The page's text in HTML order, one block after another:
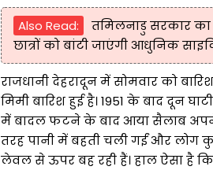
Also Read:
तमिलनाडु सरकार का
छात्रों को बांटी जाएंगी आधुनिक
राजधानी देहरादून में सोमवार को
मिमी बारिश हुई है। 1951 के बाद दून
में बादल फटने के बाद आया सैलाब अपने
तरह पानी में बहती चली गईं और लोग
लेवल से ऊपर बह रही हैं। हाल ऐसा है